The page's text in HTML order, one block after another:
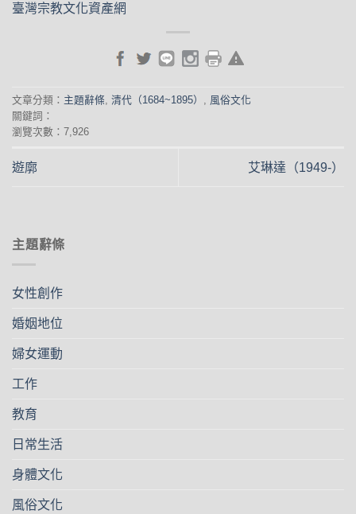
臺灣宗教文化資產網
文章分類： 主題辭條, 清代（1684~1895） , 風俗文化
關鍵詞：
瀏覽次數：7,926
遊廓 艾琳達（1949-）
主題辭條
女性創作
婚姻地位
婦女運動
工作
教育
日常生活
身體文化
風俗文化